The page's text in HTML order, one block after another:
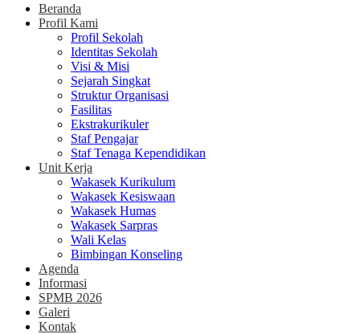
Beranda
Profil Kami
Profil Sekolah
Identitas Sekolah
Visi & Misi
Sejarah Singkat
Struktur Organisasi
Fasilitas
Ekstrakurikuler
Staf Pengajar
Staf Tenaga Kependidikan
Unit Kerja
Wakasek Kurikulum
Wakasek Kesiswaan
Wakasek Humas
Wakasek Sarpras
Wali Kelas
Bimbingan Konseling
Agenda
Informasi
SPMB 2026
Galeri
Kontak